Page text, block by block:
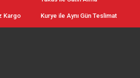
Kargo Kurye ile Aynı Gün Teslimat